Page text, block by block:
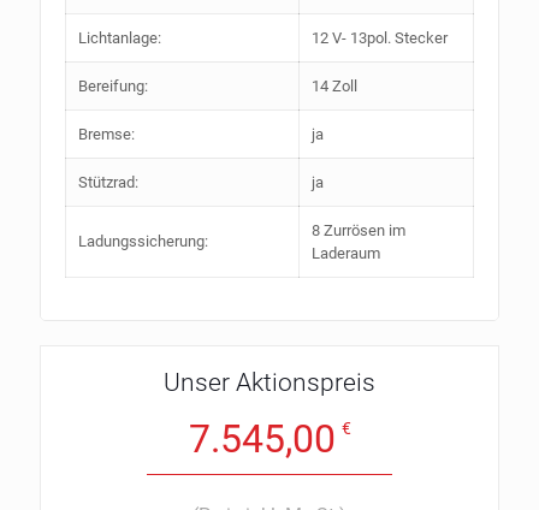
Lichtanlage: 12 V- 13pol. Stecker
Bereifung: 14 Zoll
Bremse: ja
Stützrad: ja
Ladungssicherung:
8 Zurrösen im
Laderaum
Unser Aktionspreis
7.545,00 €